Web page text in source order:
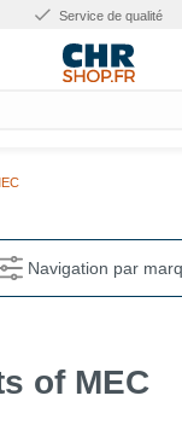
Service de qualité
Navigation par
of MEC